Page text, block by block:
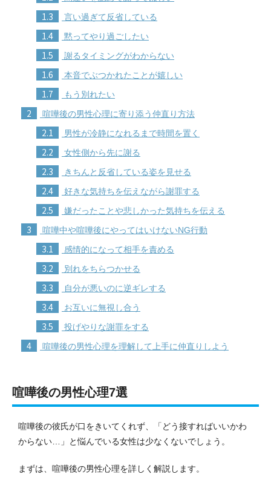
1.3 言い過ぎて反省している
1.4 黙ってやり過ごしたい
1.5 謝るタイミングがわからない
1.6 本音でぶつかれたことが嬉しい
1.7 もう別れたい
2 喧嘩後の男性心理に寄り添う仲直り方法
2.1 男性が冷静になれるまで時間を置く
2.2 女性側から先に謝る
2.3 きちんと反省している姿を見せる
2.4 好きな気持ちを伝えながら謝罪する
2.5 嫌だったことや悲しかった気持ちを伝える
3 喧嘩中や喧嘩後にやってはいけないNG行動
3.1 感情的になって相手を責める
3.2 別れをちらつかせる
3.3 自分が悪いのに逆ギレする
3.4 お互いに無視し合う
3.5 投げやりな謝罪をする
4 喧嘩後の男性心理を理解して上手に仲直りしよう
喧嘩後の男性心理7選
喧嘩後の彼氏が口をきいてくれず、「どう接すればいいかわ
からない…」と悩んでいる女性は少なくないでしょう。
まずは、喧嘩後の男性心理を詳しく解説します。